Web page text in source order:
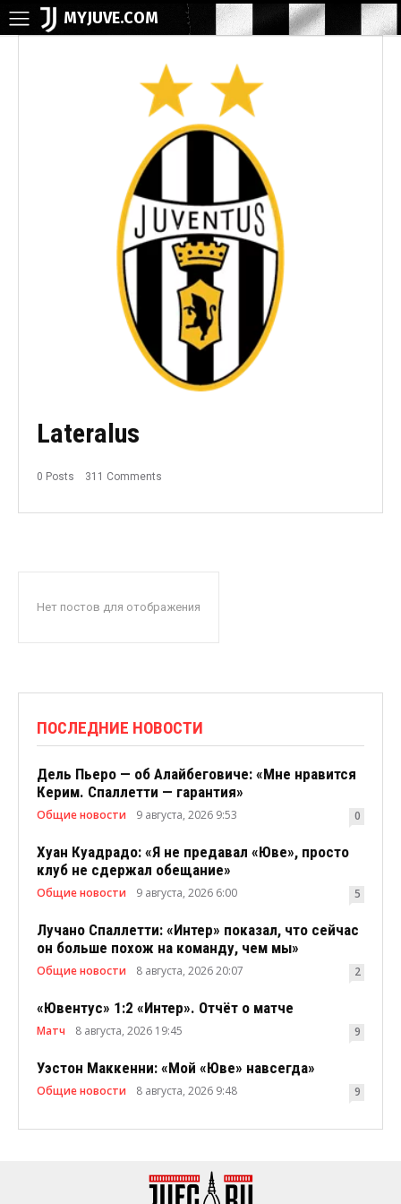
MYJUVE.COM
Lateralus
0 Posts 311 Comments
Нет постов для отображения
ПОСЛЕДНИЕ НОВОСТИ
Дель Пьеро — об Алайбеговиче: «Мне нравится
Керим. Спаллетти — гарантия»
Общие новости 9 августа, 2026 9:53 0
Хуан Куадрадо: «Я не предавал «Юве», просто
клуб не сдержал обещание»
Общие новости 9 августа, 2026 6:00 5
Лучано Спаллетти: «Интер» показал, что сейчас
он больше похож на команду, чем мы»
Общие новости 8 августа, 2026 20:07 2
«Ювентус» 1:2 «Интер». Отчёт о матче
Матч 8 августа, 2026 19:45 9
Уэстон Маккенни: «Мой «Юве» навсегда»
Общие новости 8 августа, 2026 9:48 9